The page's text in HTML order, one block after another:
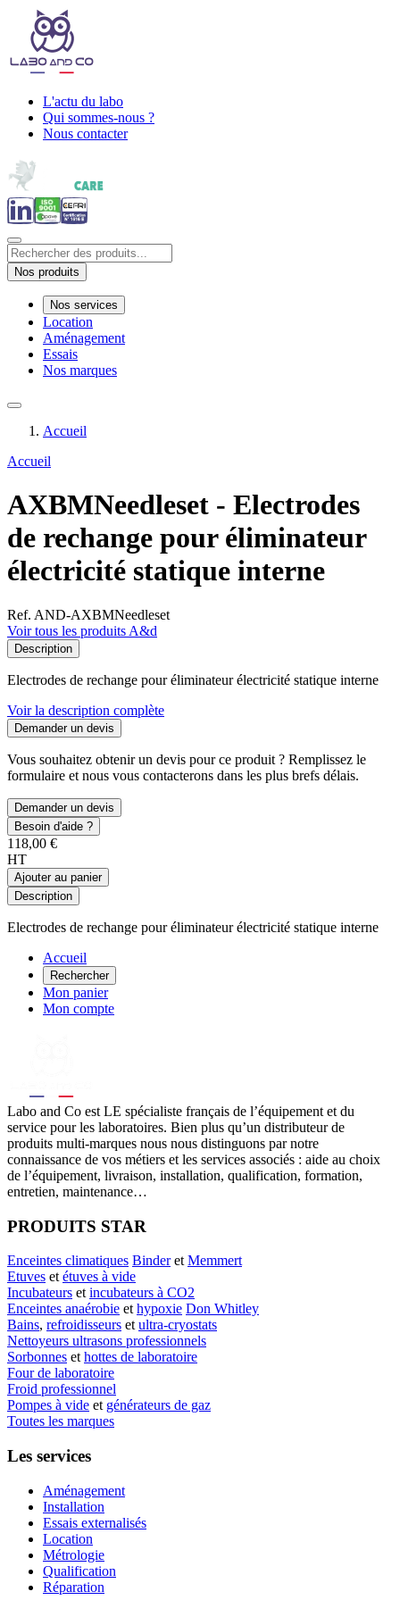
L'actu du labo
Qui sommes-nous ?
Nous contacter
Nos produits
Nos services
Location
Aménagement
Essais
Nos marques
Accueil
Accueil
AXBMNeedleset - Electrodes
de rechange pour éliminateur
électricité statique interne
Ref. AND-AXBMNeedleset
Voir tous les produits A&d
Description
Electrodes de rechange pour éliminateur électricité statique interne
Voir la description complète
Demander un devis
Vous souhaitez obtenir un devis pour ce produit ? Remplissez le
formulaire et nous vous contacterons dans les plus brefs délais.
Demander un devis
Besoin d'aide ?
118,00 €
HT
Ajouter au panier
Description
Electrodes de rechange pour éliminateur électricité statique interne
Accueil
Rechercher
Mon panier
Mon compte
Labo and Co est LE spécialiste français de l’équipement et du
service pour les laboratoires. Bien plus qu’un distributeur de
produits multi-marques nous nous distinguons par notre
connaissance de vos métiers et les services associés : aide au choix
de l’équipement, livraison, installation, qualification, formation,
entretien, maintenance…
PRODUITS STAR
Enceintes climatiques Binderet Memmert
Etuves et étuves à vide
Incubateurs et incubateurs à CO2
Enceintes anaérobie et hypoxie Don Whitley
Bains, refroidisseurs et ultra-cryostats
Nettoyeurs ultrasons professionnels
Sorbonnes et hottes de laboratoire
Four de laboratoire
Froid professionnel
Pompes à vide et générateurs de gaz
Toutes les marques
Les services
Aménagement
Installation
Essais externalisés
Location
Métrologie
Qualification
Réparation